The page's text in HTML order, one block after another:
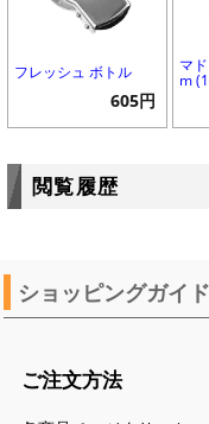
フレッシュ ボトル
605円
マ
m
閲覧履歴
ショッピングガイド
ご注文方法